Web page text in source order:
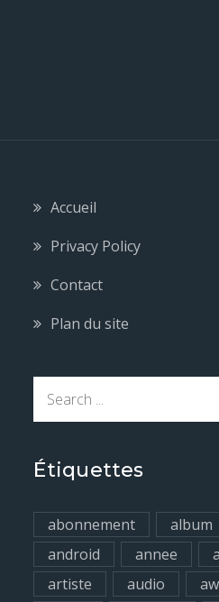
Accueil
Privacy Policy
Contact
Plan du site
r
h
f
o
Étiquettes
abonnement album
android
annee
artiste
audio